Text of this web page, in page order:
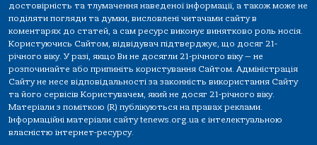
достовірність та тлумачення наведеної інформації, а також може не
поділяти погляди та думки, висловлені читачами сайту в
коментарях до статей, а сам ресурс виконує винятково роль носія.
Користуючись Сайтом, відвідувач підтверджує, що досяг 21-
річного віку. У разі, якщо Ви не досягли 21-річного віку — не
розпочинайте або припиніть користування Сайтом. Адміністрація
Сайту не несе відповідальності за законність використання Сайту
та його сервісів Користувачем, який не досяг 21-річного віку.
Матеріали з поміткою (R) публікуються на правах реклами.
Інформаційні матеріали сайту tenews.org.ua є інтелектуальною
власністю інтернет-ресурсу.